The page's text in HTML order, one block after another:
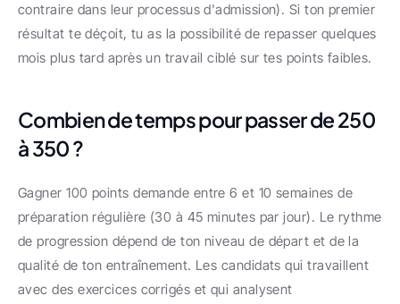
contraire dans leur processus d'admission). Si ton premier
résultat te déçoit, tu as la possibilité de repasser quelques
mois plus tard après un travail ciblé sur tes points faibles.
Combien de temps pour passer de 250
à 350 ?
Gagner 100 points demande entre 6 et 10 semaines de
préparation régulière (30 à 45 minutes par jour). Le rythme
de progression dépend de ton niveau de départ et de la
qualité de ton entraînement. Les candidats qui travaillent
avec des exercices corrigés et qui analysent